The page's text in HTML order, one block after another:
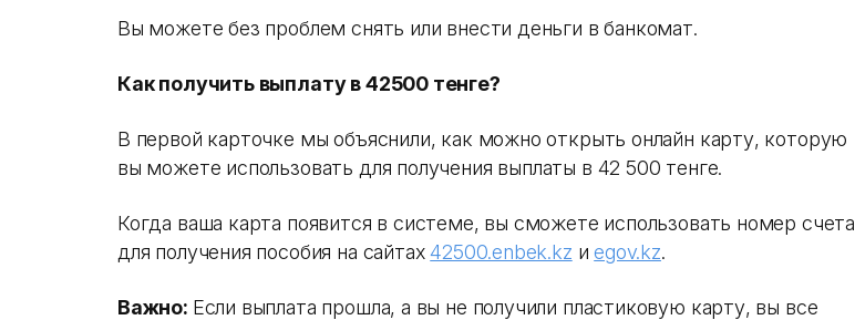
Вы можете без проблем снять или внести деньги в банкомат.
Как получить выплату в 42500 тенге?
В первой карточке мы объяснили, как можно открыть онлайн карту, которую
вы можете использовать для получения выплаты в 42 500 тенге.
Когда ваша карта появится в системе, вы сможете использовать номер счета
для получения пособия на сайтах42500.enbek.kz иegov.kz.
Важно: Если выплата прошла, а вы не получили пластиковую карту, вы все